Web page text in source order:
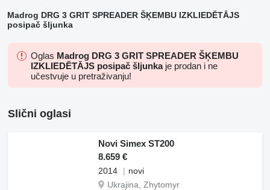
Madrog DRG 3 GRIT SPREADER ŠĶEMBU IZKLIEDĒTĀJS
posipač šljunka
Oglas Madrog DRG 3 GRIT SPREADER ŠĶEMBU
IZKLIEDĒTĀJS posipač šljunkaje prodan i ne
učestvuje u pretraživanju!
Slični oglasi
Novi Simex ST200
8.659 €
2014
novi
Ukrajina, Zhytomyr